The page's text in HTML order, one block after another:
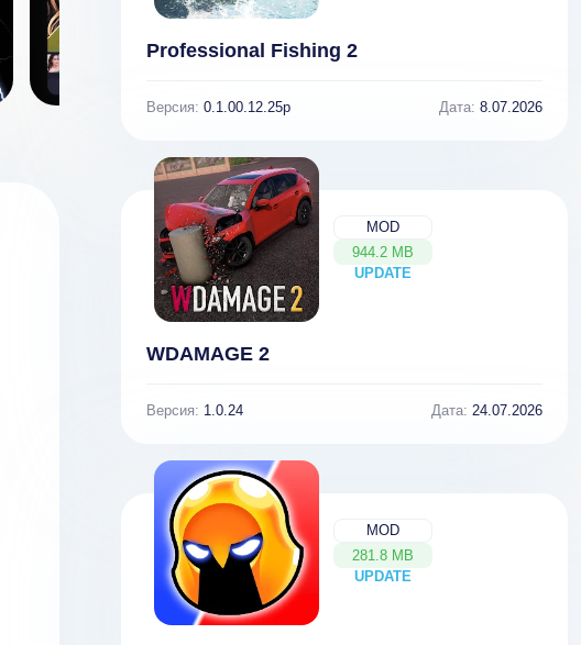
Professional Fishing 2
Версия: 0.1.00.12.25p Дата: 8.07.2026
MOD
944.2 MB
UPDATE
NEW
WDAMAGE 2
Версия: 1.0.24 Дата: 24.07.2026
MOD
281.8 MB
UPDATE
NEW